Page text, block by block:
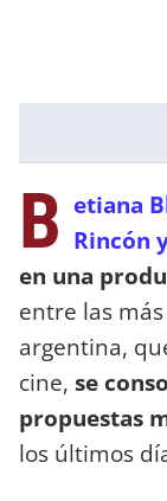
B etiana
Rincón
en una
entre las
argentina,
cine, se
propuestas
los últimos